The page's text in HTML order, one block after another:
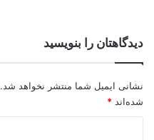
دیدگاهتان را بنویسید
نشانی ایمیل شما منتشر نخواهد شد.
شده‌اند *